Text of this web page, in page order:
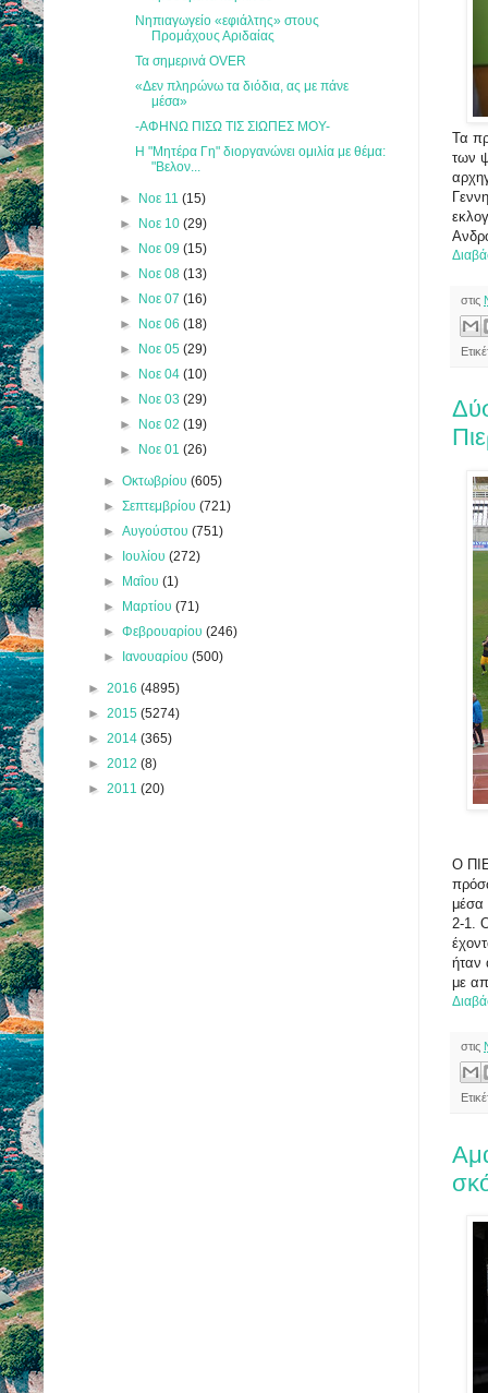
Τα
των
στις
Ο
μέσα
2-1.
ήταν
με
στις
Νηπιαγωγείο «εφιάλτης» στους
Προμάχους Αριδαίας
Τα σημερινά OVER
«Δεν πληρώνω τα διόδια, ας με πάνε
μέσα»
-ΑΦΗΝΩ ΠΙΣΩ ΤΙΣ ΣΙΩΠΕΣ ΜΟΥ-
Η "Μητέρα Γη" διοργανώνει ομιλία με θέμα:
"Βελον...
► Νοε 11 (15)
► Νοε 10 (29)
► Νοε 09 (15)
► Νοε 08 (13)
► Νοε 07 (16)
► Νοε 06 (18)
► Νοε 05 (29)
► Νοε 04 (10)
► Νοε 03 (29)
► Νοε 02 (19)
► Νοε 01 (26)
►Οκτωβρίου(605)
►Σεπτεμβρίου(721)
►Αυγούστου(751)
► Ιουλίου(272)
► Μαΐου(1)
► Μαρτίου(71)
►Φεβρουαρίου(246)
► Ιανουαρίου(500)
► 2016 (4895)
► 2015 (5274)
► 2014 (365)
► 2012 (8)
► 2011 (20)